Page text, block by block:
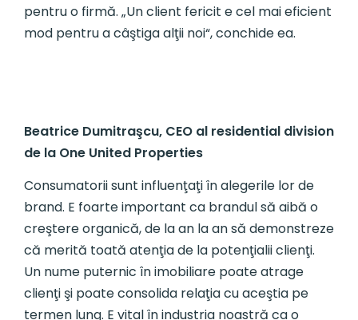
pentru o firmă. „Un client fericit e cel mai eficient
mod pentru a câştiga alţii noi“, conchide ea.
Beatrice Dumitraşcu, CEO al residential division
de la One United Properties
Consumatorii sunt influenţaţi în alegerile lor de
brand. E foarte important ca brandul să aibă o
creştere organică, de la an la an să demonstreze
că merită toată atenţia de la potenţialii clienţi.
Un nume puternic în imobiliare poate atrage
clienţi şi poate consolida relaţia cu aceştia pe
termen lung. E vital în industria noastră ca o